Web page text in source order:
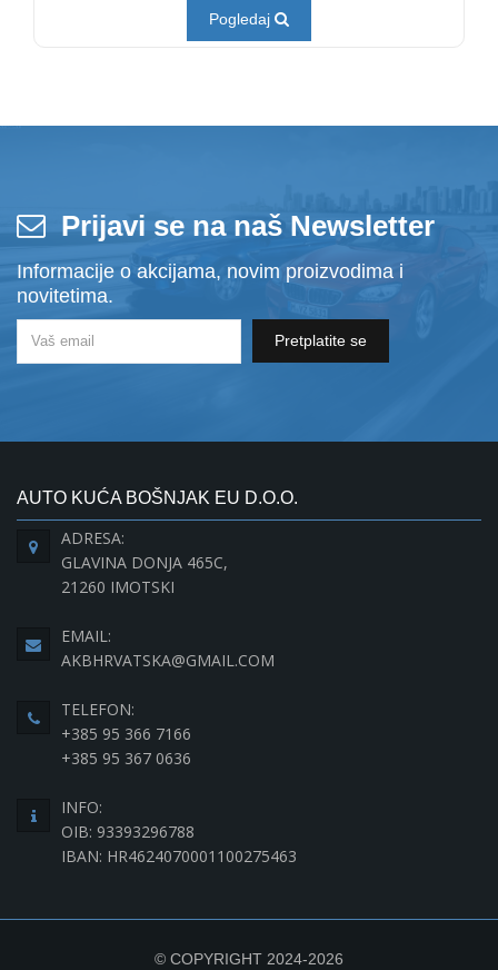
Pogledaj
Prijavi se na naš Newsletter
Informacije o akcijama, novim proizvodima i
novitetima.
Pretplatite se
AUTO KUĆA BOŠNJAK EU D.O.O.
ADRESA:
GLAVINA DONJA 465C,
21260 IMOTSKI
EMAIL:
AKBHRVATSKA@GMAIL.COM
TELEFON:
+385 95 366 7166
+385 95 367 0636
INFO:
OIB: 93393296788
IBAN: HR4624070001100275463
© COPYRIGHT 2024-2026